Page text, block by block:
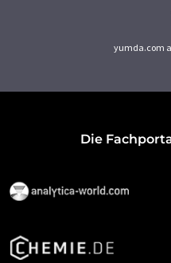
yumda.com
Die